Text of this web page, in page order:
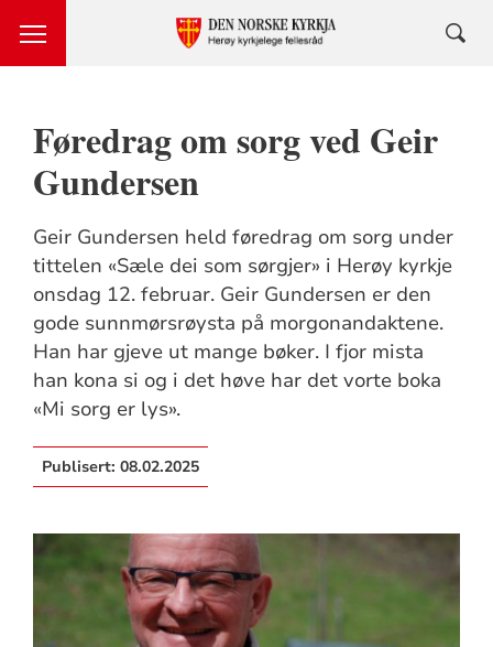
Føredrag om sorg ved Geir
Gundersen
Geir Gundersen held føredrag om sorg under
tittelen «Sæle dei som sørgjer» i Herøy kyrkje
onsdag 12. februar. Geir Gundersen er den
gode sunnmørsrøysta på morgonandaktene.
Han har gjeve ut mange bøker. I fjor mista
han kona si og i det høve har det vorte boka
«Mi sorg er lys».
Publisert: 08.02.2025